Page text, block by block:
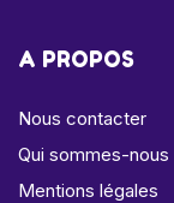
A PROPOS
Nous contacter
Qui sommes-nous
Mentions légales